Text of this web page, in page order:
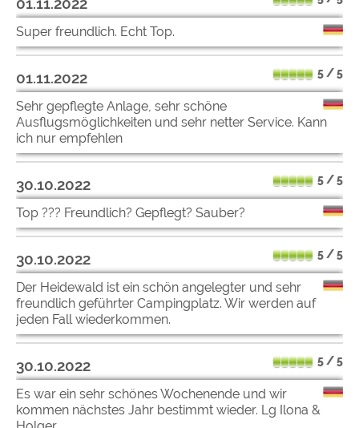
Super freundlich. Echt Top.
01.11.2022 5 / 5
Sehr gepflegte Anlage, sehr schöne
Ausflugsmöglichkeiten und sehr netter Service. Kann
ich nur empfehlen
30.10.2022 5 / 5
Top ??? Freundlich? Gepflegt? Sauber?
30.10.2022 5 / 5
Der Heidewald ist ein schön angelegter und sehr
freundlich geführter Campingplatz. Wir werden auf
jeden Fall wiederkommen.
30.10.2022 5 / 5
Es war ein sehr schönes Wochenende und wir
kommen nächstes Jahr bestimmt wieder. Lg Ilona &